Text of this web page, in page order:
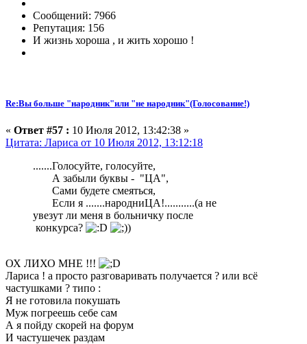
Сообщений: 7966
Репутация: 156
И жизнь хороша , и жить хорошо !
Re:Вы больше "народник"или "не народник"(Голосование!)
« Ответ #57 : 10 Июля 2012, 13:42:38 »
Цитата: Лариса от 10 Июля 2012, 13:12:18
.......Голосуйте, голосуйте,
А забыли буквы - "ЦА",
Сами будете смеяться,
Если я .......народниЦА!...........(а не
увезут ли меня в больничку после
конкурса?
)
ОХ ЛИХО МНЕ !!!
Лариса ! а просто разговаривать получается ? или всё
частушками ? типо :
Я не готовила покушать
Муж погреешь себе сам
А я пойду скорей на форум
И частушечек раздам